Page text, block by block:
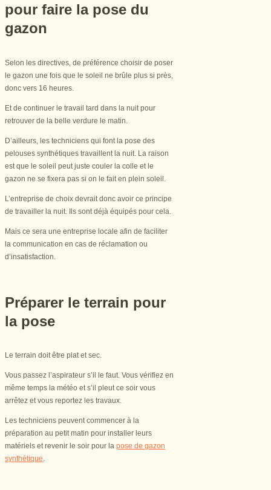
pour faire la pose du
gazon
Selon les directives, de préférence choisir de poser
le gazon une fois que le soleil ne brûle plus si près,
donc vers 16 heures.
Et de continuer le travail tard dans la nuit pour
retrouver de la belle verdure le matin.
D’ailleurs, les techniciens qui font la pose des
pelouses synthétiques travaillent la nuit. La raison
est que le soleil peut juste couler la colle et le
gazon ne se fixera pas si on le fait en plein soleil.
L’entreprise de choix devrait donc avoir ce principe
de travailler la nuit. Ils sont déjà équipés pour cela.
Mais ce sera une entreprise locale afin de faciliter
la communication en cas de réclamation ou
d’insatisfaction.
Préparer le terrain pour
la pose
Le terrain doit être plat et sec.
Vous passez l’aspirateur s’il le faut. Vous vérifiez en
même temps la météo et s’il pleut ce soir vous
arrêtez et vous reportez les travaux.
Les techniciens peuvent commencer à la
préparation au petit matin pour installer leurs
matériels et revenir le soir pour la pose de gazon
synthétique